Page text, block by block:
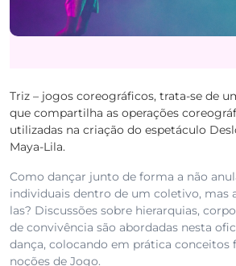
Triz – jogos coreográficos, trata-se de
que compartilha as operações
utilizadas na criação do espetáculo
Maya-Lila.
Como dançar junto de forma a não
individuais dentro de um coletivo, mas
las? Discussões sobre hierarquias,
de convivência são abordadas nesta
dança, colocando em prática conceitos
noções de Jogo.